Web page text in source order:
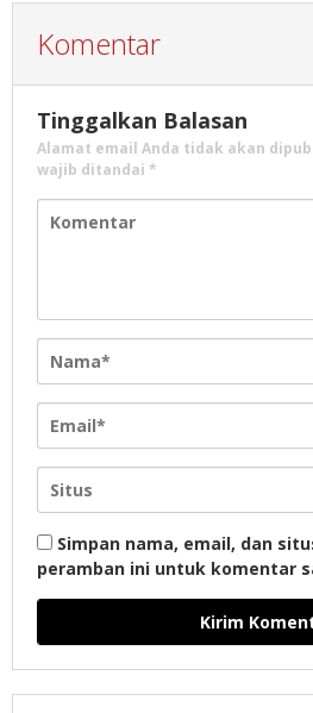
Komentar
Tinggalkan Balasan
Alamat email Anda tidak akan
wajib ditandai *
Simpan nama, email, dan
peramban ini untuk komentar